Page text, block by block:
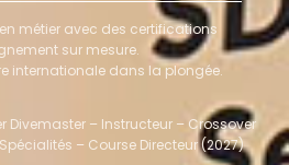
métier avec des certifications
sur mesure.
internationale dans la plongée.
Divemaster – Instructeur – Crossover
– Course Directeur (2027)